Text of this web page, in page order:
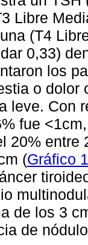
Libre
(T4
0,33)
los
o
leve. Con
fue
20% entre
(Gráfico 1
de los 3
de